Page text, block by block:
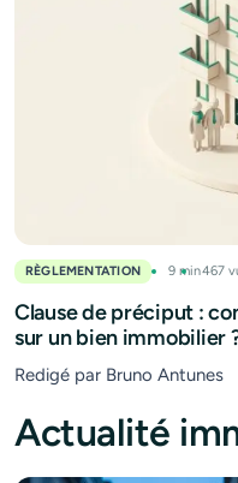
RÈGLEMENTATION 9 min467
Clause de préciput :
sur un bien immobilier
Redigé par Bruno Antunes
Actualité